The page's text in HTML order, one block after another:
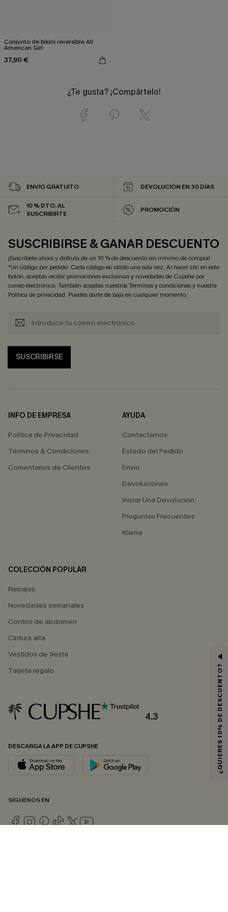
Conjunto de bikini reversible All
American Girl
37,90 €
¿Te gusta? ¡Compártelo!
ENVÍO GRATUITO DEVOLUCIÓN EN 30 DÍAS
10 % DTO. AL
SUSCRIBIRTE
PROMOCIÓN
SUSCRIBIRSE & GANAR DESCUENTO
¡Suscríbete ahora y disfruta de un 10 % de descuento sin mínimo de compra!
*Un código por pedido. Cada código es válido una sola vez. Al hacer clic en este
botón, aceptas recibir promociones exclusivas y novedades de Cupshe por
correo electrónico. También aceptas nuestrosTérminos y condicionesy nuestra
Política de privacidad. Puedes darte de baja en cualquier momento.
SUSCRIBIRSE
INFO DE EMPRESA
Política de Privacidad
Términos & Condiciones
Comentarios de Clientes
AYUDA
Contactarnos
Estado del Pedido
Envío
Devoluciones
Iniciar Una Devolución
Preguntas Frecuentes
Klarna
COLECCIÓN POPULAR
Rebajas
Novedades semanales
Control de abdomen
Cintura alta
Vestidos de fiesta
Tarjeta regalo
4.3
DESCARGA LA APP DE CUPSHE
SÍGUENOS EN
¿QUIERES 10% DE DESCUENTO?